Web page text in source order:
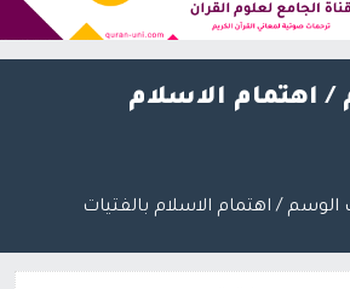
/ اهتمام الاسلام
/ اهتمام الاسلام بالفتيات